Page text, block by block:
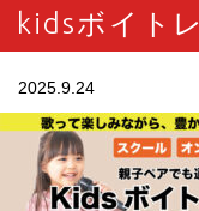
kidsボイトレ
2025.9.24